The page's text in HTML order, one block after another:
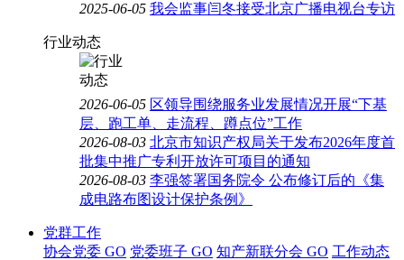
2025-06-05 我会监事闫冬接受北京广播电视台专访
行业动态
2026-06-05 区领导围绕服务业发展情况开展“下基
层、跑工单、走流程、蹲点位”工作
2026-08-03 北京市知识产权局关于发布2026年度首
批集中推广专利开放许可项目的通知
2026-08-03 李强签署国务院令 公布修订后的《集
成电路布图设计保护条例》
党群工作
协会党委 GO 党委班子 GO 知产新联分会 GO 工作动态